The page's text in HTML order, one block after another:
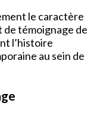
le caractère
de témoignage de
l’histoire
au sein de